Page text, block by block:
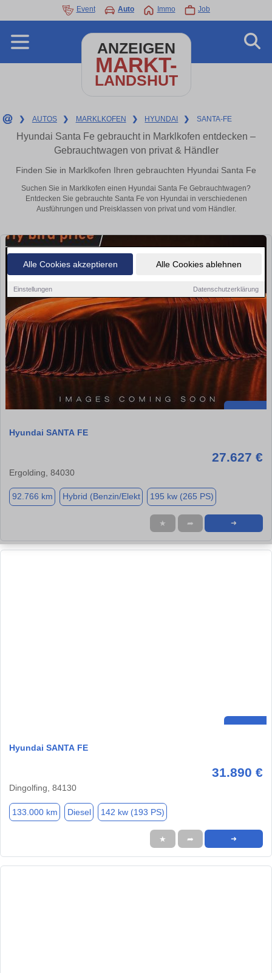
Alle Cookies akzeptieren Alle Cookies ablehnen
Einstellungen Datenschutzerklärung
Event Auto Immo Job
ANZEIGEN
MARKT-
LANDSHUT
❯ AUTOS ❯ MARKLKOFEN ❯ HYUNDAI ❯ SANTA-FE
Hyundai Santa Fe gebraucht in Marklkofen entdecken –
Gebrauchtwagen von privat & Händler
Finden Sie in Marklkofen Ihren gebrauchten Hyundai Santa Fe
Suchen Sie in Marklkofen einen Hyundai Santa Fe Gebrauchtwagen?
Entdecken Sie gebrauchte Santa Fe von Hyundai in verschiedenen
Ausführungen und Preisklassen von privat und vom Händler.
Hyundai SANTA FE
27.627 €
Ergolding, 84030
92.766 km Hybrid (Benzin/Elekt 195 kw (265 PS)
★ ➦ ➜
Hyundai SANTA FE
31.890 €
Dingolfing, 84130
133.000 km Diesel 142 kw (193 PS)
★ ➦ ➜